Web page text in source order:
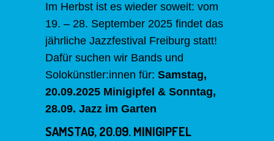
Im Herbst ist es wieder soweit: vom
19. – 28. September 2025 findet das
jährliche Jazzfestival Freiburg statt!
Dafür suchen wir Bands und
Solokünstler:innen für: Samstag,
20.09.2025 Minigipfel & Sonntag,
28.09. Jazz im Garten
SAMSTAG, 20.09. MINIGIPFEL